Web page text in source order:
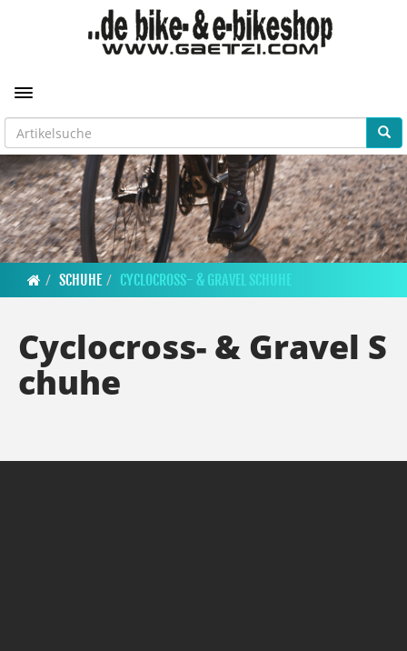
Toggle navigation
SCHUHE CYCLOCROSS- & GRAVEL SCHUHE
Cyclocross- & Gravel S
chuhe